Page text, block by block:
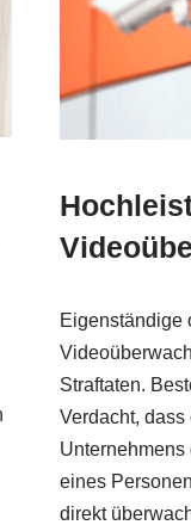
Eigenständige
Straftaten.
Verdacht,
eines
direkt